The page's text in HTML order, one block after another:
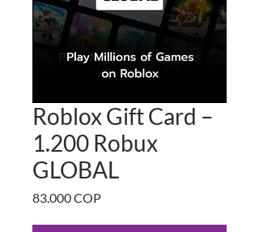
Roblox Gift Card –
1.200 Robux
GLOBAL
83.000 COPPrecio